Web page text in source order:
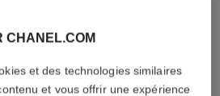
PARFAIT
CHANEL.COM
et des technologies similaires
et vous offrir une expérience